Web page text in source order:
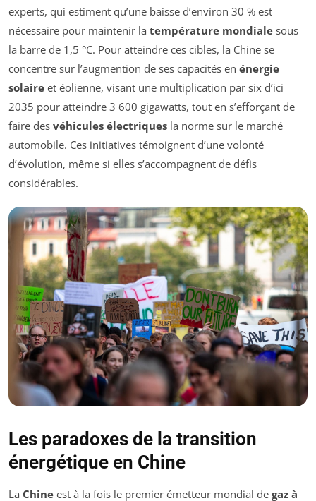
experts, qui estiment qu’une baisse d’environ 30 % est
nécessaire pour maintenir la température mondiale sous
la barre de 1,5 °C. Pour atteindre ces cibles, la Chine se
concentre sur l’augmention de ses capacités en énergie
solaire et éolienne, visant une multiplication par six d’ici
2035 pour atteindre 3 600 gigawatts, tout en s’efforçant de
faire des véhicules électriques la norme sur le marché
automobile. Ces initiatives témoignent d’une volonté
d’évolution, même si elles s’accompagnent de défis
considérables.
Les paradoxes de la transition
énergétique en Chine
La Chine est à la fois le premier émetteur mondial de gaz à